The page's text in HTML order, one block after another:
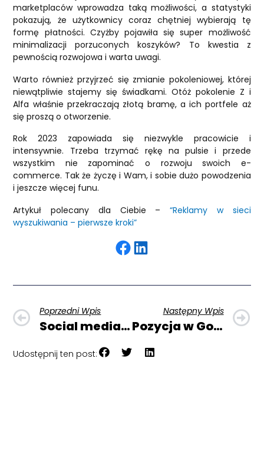
marketplaców wprowadza taką możliwości, a statystyki
pokazują, że użytkownicy coraz chętniej wybierają tę
formę płatności. Czyżby pojawiła się super możliwość
minimalizacji porzuconych koszyków? To kwestia z
pewnością rozwojowa i warta uwagi.
Warto również przyjrzeć się zmianie pokoleniowej, której
niewątpliwie stajemy się świadkami. Otóż pokolenie Z i
Alfa właśnie przekraczają złotą bramę, a ich portfele aż
się proszą o otworzenie.
Rok 2023 zapowiada się niezwykle pracowicie i
intensywnie. Trzeba trzymać rękę na pulsie i przede
wszystkim nie zapominać o rozwoju swoich e-
commerce. Tak że życzę i Wam, i sobie dużo powodzenia
i jeszcze więcej funu.
Artykuł polecany dla Ciebie –“Reklamy w sieci
wyszukiwania – pierwsze kroki”
Prev
Poprzedni Wpis
Social media w 2023 – prognozy i trendy
Następny Wpis
Pozycja w Google – jak sprawdzić oraz od czego zależy?
Udostępnij ten post: